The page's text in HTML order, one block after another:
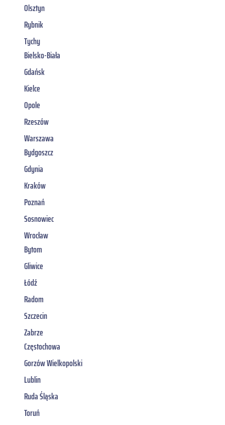
Olsztyn
Rybnik
Tychy
Bielsko-Biała
Gdańsk
Kielce
Opole
Rzeszów
Warszawa
Bydgoszcz
Gdynia
Kraków
Poznań
Sosnowiec
Wrocław
Bytom
Gliwice
Łódź
Radom
Szczecin
Zabrze
Częstochowa
Gorzów Wielkopolski
Lublin
Ruda Śląska
Toruń